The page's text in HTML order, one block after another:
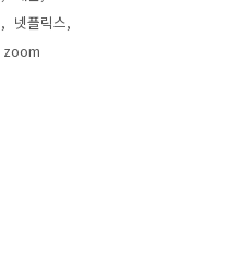
넷플릭스
zoom